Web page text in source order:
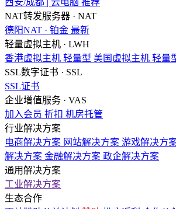
西安/成都 | 云电脑 推荐
NAT转发服务器 · NAT
德阳NAT · 铂金 最新
轻量虚拟主机 · LWH
香港虚拟主机 轻量型 美国虚拟主机 轻量
SSL数字证书 · SSL
SSL证书
企业增值服务 · VAS
加入会员 折扣 机房托管
行业解决方案
电商解决方案 网站解决方案 游戏解决方
解决方案 金融解决方案 政企解决方案
通用解决方案
工业解决方案
生态合作